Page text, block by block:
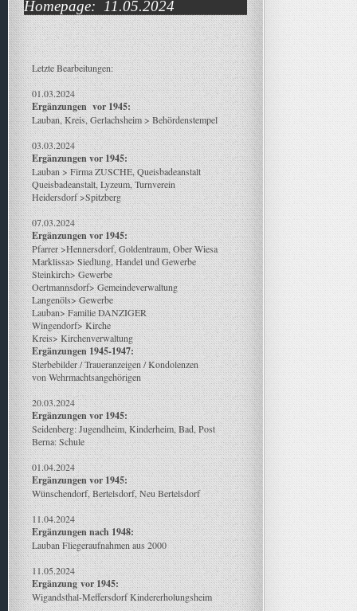
Homepage: 11.05.2024
Letzte Bearbeitungen:
01.03.2024
Ergänzungen vor 1945:
Lauban, Kreis, Gerlachsheim > Behördenstempel
03.03.2024
Ergänzungen vor 1945:
Lauban > Firma ZUSCHE, Queisbadeanstalt
Queisbadeanstalt, Lyzeum, Turnverein
Heidersdorf >Spitzberg
07.03.2024
Ergänzungen vor 1945:
Pfarrer >Hennersdorf, Goldentraum, Ober Wiesa
Marklissa> Siedlung, Handel und Gewerbe
Steinkirch> Gewerbe
Oertmannsdorf> Gemeindeverwaltung
Langenöls> Gewerbe
Lauban> Familie DANZIGER
Wingendorf> Kirche
Kreis> Kirchenverwaltung
Ergänzungen 1945-1947:
Sterbebilder / Traueranzeigen / Kondolenzen
von Wehrmachtsangehörigen
20.03.2024
Ergänzungen vor 1945:
Seidenberg: Jugendheim, Kinderheim, Bad, Post
Berna: Schule
01.04.2024
Ergänzungen vor 1945:
Wünschendorf, Bertelsdorf, Neu Bertelsdorf
11.04.2024
Ergänzungen nach 1948:
Lauban Fliegeraufnahmen aus 2000
11.05.2024
Ergänzungvor 1945:
Wigandsthal-Meffersdorf Kindererholungsheim